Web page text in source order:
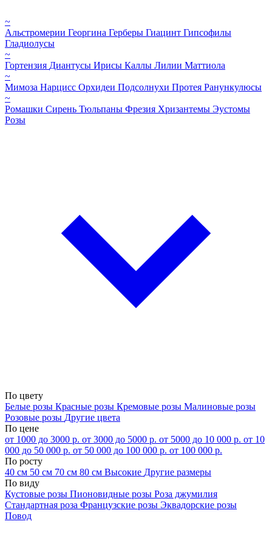
~
Альстромерии Георгина Герберы Гиацинт Гипсофилы
Гладиолусы
~
Гортензия Диантусы Ирисы Каллы Лилии Маттиола
~
Мимоза Нарцисс Орхидеи Подсолнухи Протея Ранункулюсы
~
Ромашки Сирень Тюльпаны Фрезия Хризантемы Эустомы
Розы
По цвету
Белые розы Красные розы Кремовые розы Малиновые розы
Розовые розы Другие цвета
По цене
от 1000 до 3000 р. от 3000 до 5000 р. от 5000 до 10 000 р. от 10
000 до 50 000 р. от 50 000 до 100 000 р. от 100 000 р.
По росту
40 см 50 см 70 см 80 см Высокие Другие размеры
По виду
Кустовые розы Пионовидные розы Роза джумилия
Стандартная роза Французские розы Эквадорские розы
Повод